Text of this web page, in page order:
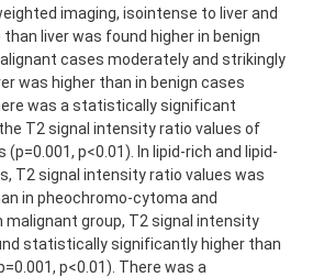
imaging, isointense to liver and
liver was found higher in benign
cases moderately and strikingly
was higher than in benign cases
was a statistically significant
T2 signal intensity ratio values of
p<0.01). In lipid-rich and lipid-
T2 signal intensity ratio values was
in pheochromo-cytoma and
group, T2 signal intensity
statistically significantly higher than
p<0.01). There was a